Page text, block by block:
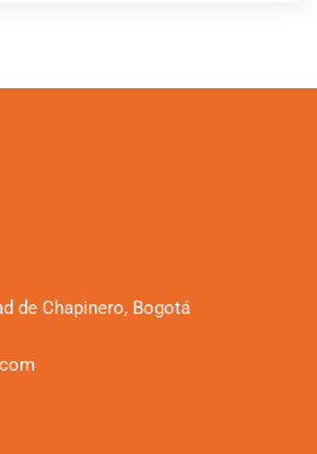
de Chapinero, Bogotá